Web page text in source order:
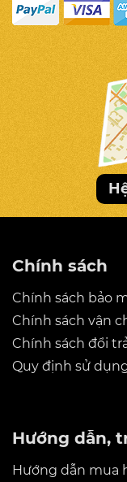
Chính sách
Chính sách bảo
Chính sách vận
Chính sách đổi
Quy định sử
Hướng dẫn,
Hướng dẫn mua